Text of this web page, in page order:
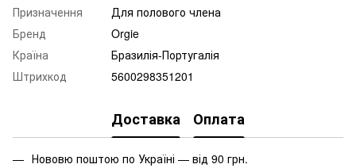
Призначення
Для полового члена
Бренд
Orgie
Країна
Бразилія-Португалія
Штрихкод
5600298351201
Доставка Оплата
Нововю поштою по Україні — від 90 грн.